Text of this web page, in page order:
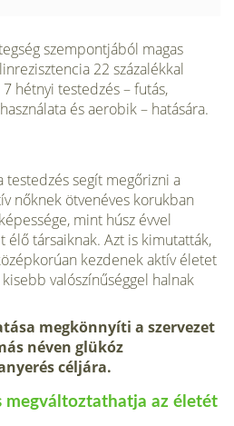
szempontjából magas
22 százalékkal
hétnyi testedzés – futás,
és aerobik – hatására.
testedzés segít megőrizni a
nőknek ötvenéves korukban
mint húsz évvel
társaiknak. Azt is kimutatták,
kezdenek aktív életet
valószínűséggel halnak
megkönnyíti a szervezet
néven glükóz
céljára.
megváltoztathatja az életét